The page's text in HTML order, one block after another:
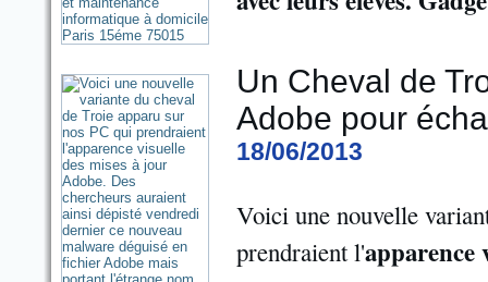
Un Cheval de
Adobe pour
18/06/2013
Voici une nouvelle
prendraient l'apparence